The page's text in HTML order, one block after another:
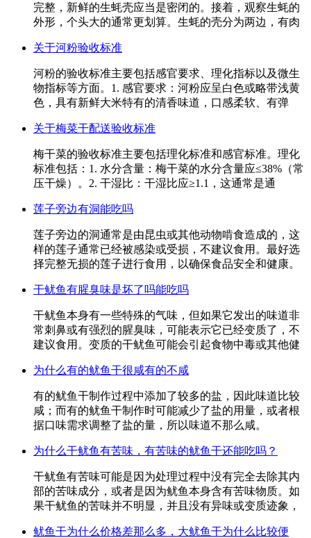
完整，新鲜的生蚝壳应当是密闭的。接着，观察生蚝的
外形，个头大的通常更划算。生蚝的壳分为两边，有肉
关于河粉验收标准
河粉的验收标准主要包括感官要求、理化指标以及微生
物指标等方面。1. 感官要求：河粉应呈白色或略带浅黄
色，具有新鲜大米特有的清香味道，口感柔软、有弹
关于梅菜干配送验收标准
梅干菜的验收标准主要包括理化标准和感官标准。理化
标准包括：1. 水分含量：梅干菜的水分含量应≤38%（常
压干燥）。2. 干湿比：干湿比应≥1.1，这通常是通
莲子旁边有洞能吃吗
莲子旁边的洞通常是由昆虫或其他动物啃食造成的，这
样的莲子通常已经被感染或受损，不建议食用。最好选
择完整无损的莲子进行食用，以确保食品安全和健康。
干鱿鱼有腥臭味是坏了吗能吃吗
干鱿鱼本身有一些特殊的气味，但如果它发出的味道非
常刺鼻或有强烈的腥臭味，可能表示它已经变质了，不
建议食用。变质的干鱿鱼可能会引起食物中毒或其他健
为什么有的鱿鱼干很咸有的不咸
有的鱿鱼干制作过程中添加了较多的盐，因此味道比较
咸；而有的鱿鱼干制作时可能减少了盐的用量，或者根
据口味需求调整了盐的量，所以味道不那么咸。
为什么干鱿鱼有苦味，有苦味的鱿鱼干还能吃吗？
干鱿鱼有苦味可能是因为处理过程中没有完全去除其内
部的苦味成分，或者是因为鱿鱼本身含有苦味物质。如
果干鱿鱼的苦味并不明显，并且没有异味或变质迹象，
鱿鱼干为什么价格差那么多，大鱿鱼干为什么比较便